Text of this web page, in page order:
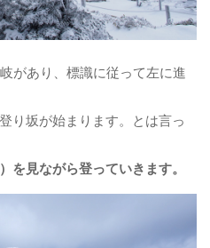
があり、標識に従って左に進
り坂が始まります。とは言っ
を見ながら登っていきます。